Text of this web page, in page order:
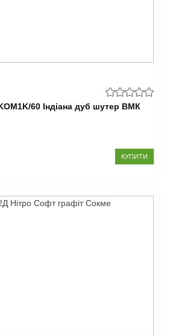
60 Індіана дуб шутер ВМК
КУПИТИ